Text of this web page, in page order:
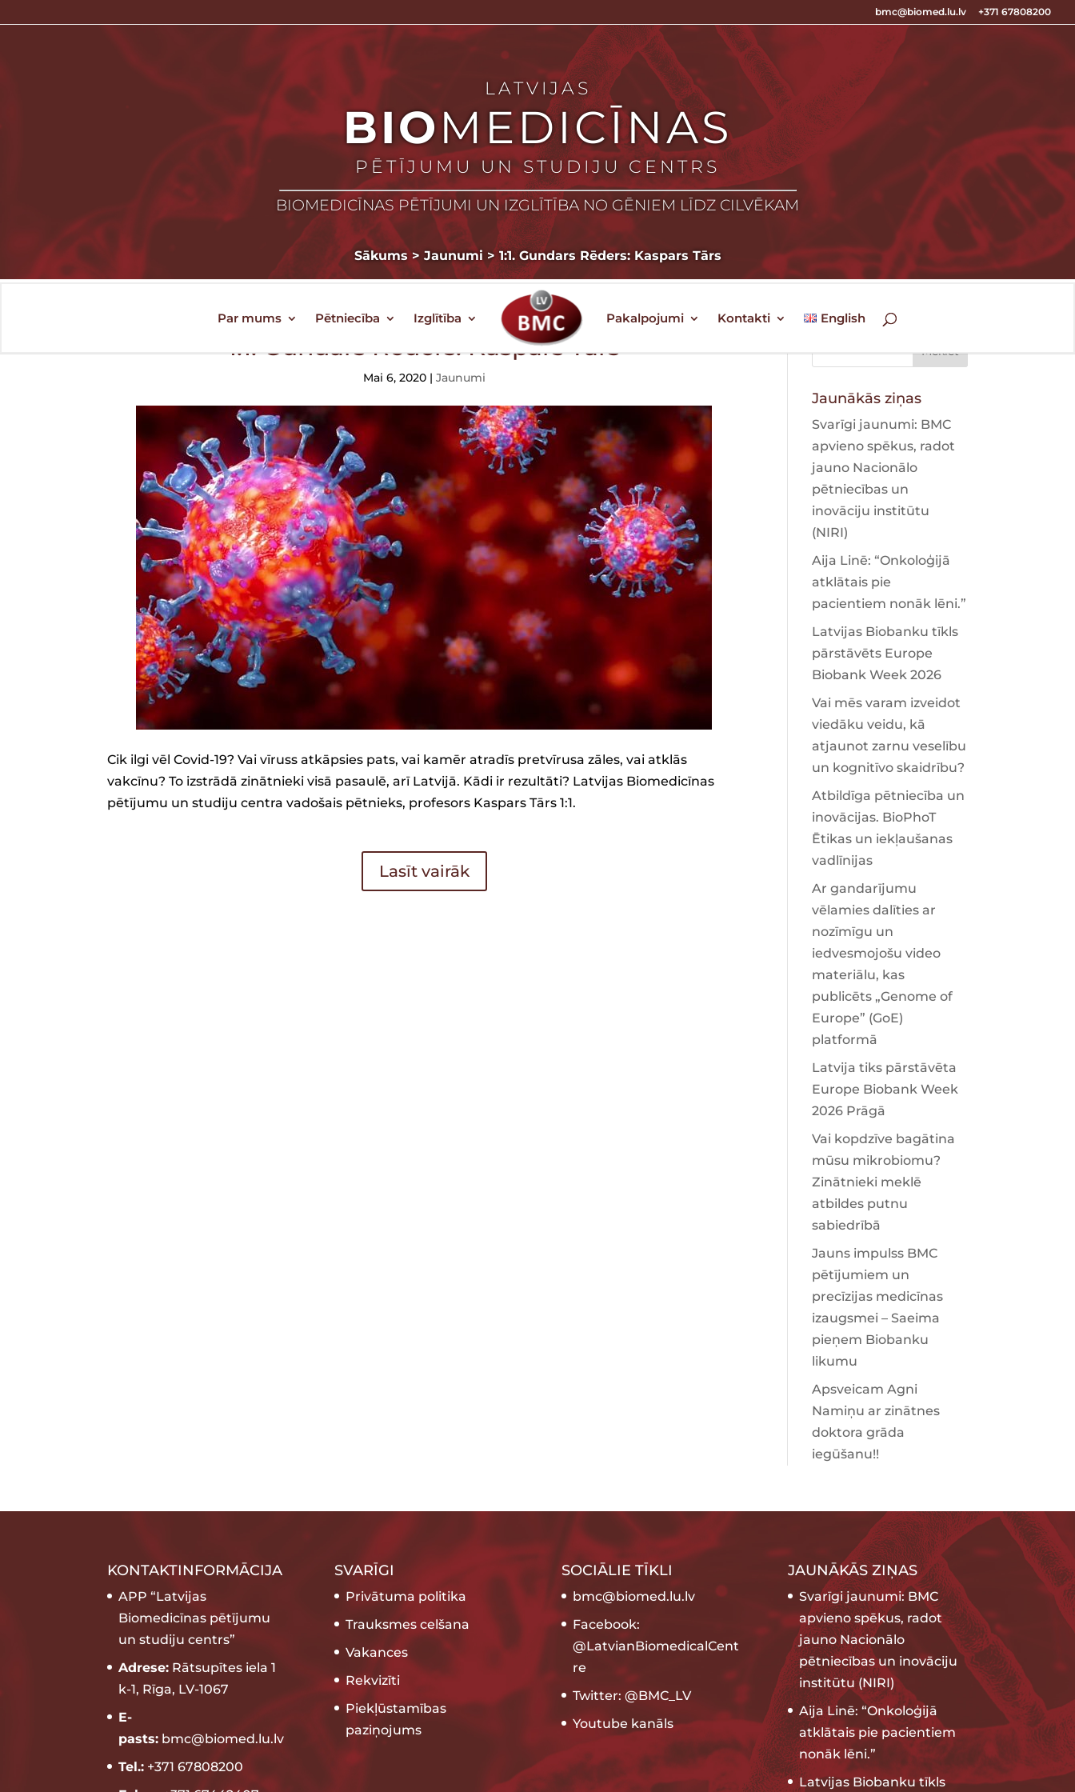
bmc@biomed.lu.lv +371 67808200
LATVIJAS
BIOMEDICĪNAS
PĒTĪJUMU UN STUDIJU CENTRS
BIOMEDICĪNAS PĒTĪJUMI UN IZGLĪTĪBA NO GĒNIEM LĪDZ CILVĒKAM
Sākums> Jaunumi>1:1. Gundars Rēders: Kaspars Tārs
Par mums Pētniecība Izglītība Pakalpojumi Kontakti English
1:1. Gundars Rēders: Kaspars Tārs
Mai 6, 2020| Jaunumi
Cik ilgi vēl Covid-19? Vai vīruss atkāpsies pats, vai kamēr atradīs pretvīrusa zāles, vai atklās
vakcīnu? To izstrādā zinātnieki visā pasaulē, arī Latvijā. Kādi ir rezultāti? Latvijas Biomedicīnas
pētījumu un studiju centra vadošais pētnieks, profesors Kaspars Tārs 1:1.
Lasīt vairāk
Jaunākās ziņas
Svarīgi jaunumi: BMC
apvieno spēkus, radot
jauno Nacionālo
pētniecības un
inovāciju institūtu
(NIRI)
Aija Linē: “Onkoloģijā
atklātais pie
pacientiem nonāk lēni.”
Latvijas Biobanku tīkls
pārstāvēts Europe
Biobank Week 2026
Vai mēs varam izveidot
viedāku veidu, kā
atjaunot zarnu veselību
un kognitīvo skaidrību?
Atbildīga pētniecība un
inovācijas. BioPhoT
Ētikas un iekļaušanas
vadlīnijas
Ar gandarījumu
vēlamies dalīties ar
nozīmīgu un
iedvesmojošu video
materiālu, kas
publicēts „Genome of
Europe” (GoE)
platformā
Latvija tiks pārstāvēta
Europe Biobank Week
2026 Prāgā
Vai kopdzīve bagātina
mūsu mikrobiomu?
Zinātnieki meklē
atbildes putnu
sabiedrībā
Jauns impulss BMC
pētījumiem un
precīzijas medicīnas
izaugsmei – Saeima
pieņem Biobanku
likumu
Apsveicam Agni
Namiņu ar zinātnes
doktora grāda
iegūšanu!!
KONTAKTINFORMĀCIJA
APP “Latvijas
Biomedicīnas pētījumu
un studiju centrs”
Adrese: Rātsupītes iela 1
k-1, Rīga, LV-1067
E-
pasts: bmc@biomed.lu.lv
Tel.: +371 67808200
SVARĪGI
Privātuma politika
Trauksmes celšana
Vakances
Rekvizīti
Piekļūstamības
paziņojums
SOCIĀLIE TĪKLI
bmc@biomed.lu.lv
Facebook:
@LatvianBiomedicalCent
re
Twitter: @BMC_LV
Youtube kanāls
JAUNĀKĀS ZIŅAS
Svarīgi jaunumi: BMC
apvieno spēkus, radot
jauno Nacionālo
pētniecības un inovāciju
institūtu (NIRI)
Aija Linē: “Onkoloģijā
atklātais pie pacientiem
nonāk lēni.”
Latvijas Biobanku tīkls